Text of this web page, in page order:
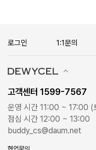
로그인 1:1문의
고객센터 1599-7567
운영 시간 11:00 ~ 17:00 (
점심 시간 12:00 ~ 13:00
buddy_cs@daum.net